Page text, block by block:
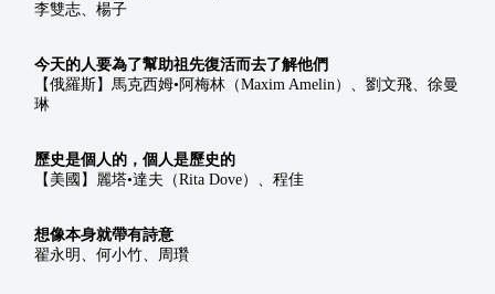
李雙志、楊子
今天的人要為了幫助祖先復活而去了解他們
【俄羅斯】馬克西姆•阿梅林（Maxim Amelin）、劉文飛、徐曼
琳
歷史是個人的，個人是歷史的
【美國】麗塔•達夫（Rita Dove）、程佳
想像本身就帶有詩意
翟永明、何小竹、周瓚